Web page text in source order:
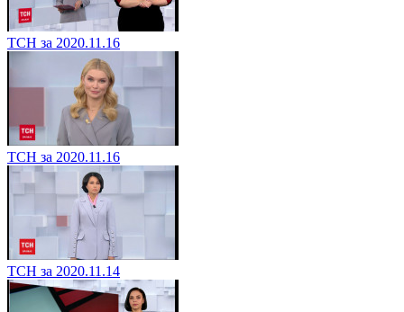
ТСН за 2020.11.16
ТСН за 2020.11.16
ТСН за 2020.11.14